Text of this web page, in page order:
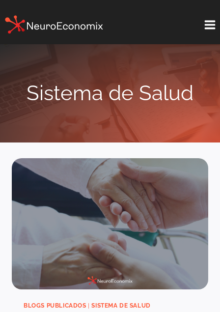
al
contenido
Sistema de Salud
BLOGS PUBLICADOS |SISTEMA DE SALUD